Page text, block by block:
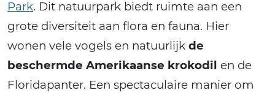
Park. Dit natuurpark biedt ruimte aan een
grote diversiteit aan flora en fauna. Hier
wonen vele vogels en natuurlijk de
beschermde Amerikaanse krokodil en de
Floridapanter. Een spectaculaire manier om